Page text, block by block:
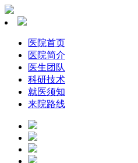
医院首页
医院简介
医生团队
科研技术
就医须知
来院路线